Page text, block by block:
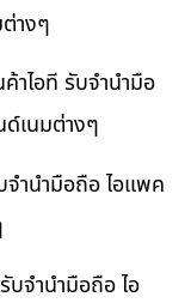
างๆ
าไอที รับจำนำมือ
เนมต่างๆ
จำนำมือถือ ไอแพค
บจำนำมือถือ ไอ